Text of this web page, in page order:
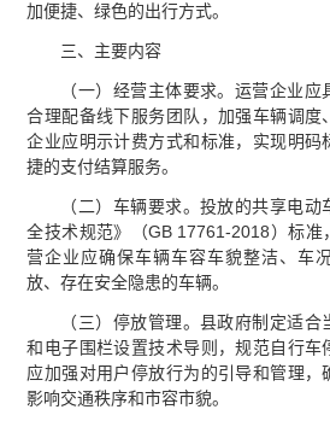
加便捷、绿色的出行方式。
三、主要内容
（一）经营主体要求。运营企业应
合理配备线下服务团队，加强车辆调度
企业应明示计费方式和标准，实现明码
捷的支付结算服务。
（二）车辆要求。投放的共享电
全技术规范》（GB 17761-2018）标准
营企业应确保车辆车容车貌整洁、车
放、存在安全隐患的车辆。
（三）停放管理。县政府制定适
和电子围栏设置技术导则，规范自行车
应加强对用户停放行为的引导和管理，
影响交通秩序和市容市貌。